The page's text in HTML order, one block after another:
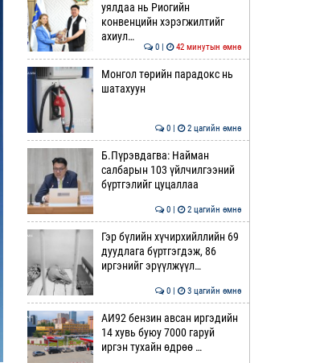
уялдаа нь Риогийн
конвенцийн хэрэгжилтийг
ахиул…
0 | 42 минутын өмнө
Монгол төрийн парадокс нь
шатахуун
0 | 2 цагийн өмнө
Б.Пүрэвдагва: Найман
салбарын 103 үйлчилгээний
бүртгэлийг цуцаллаа
0 | 2 цагийн өмнө
Гэр бүлийн хүчирхийллийн 69
дуудлага бүртгэгдэж, 86
иргэнийг эрүүлжүүл…
0 | 3 цагийн өмнө
АИ92 бензин авсан иргэдийн
14 хувь буюу 7000 гаруй
иргэн тухайн өдрөө …